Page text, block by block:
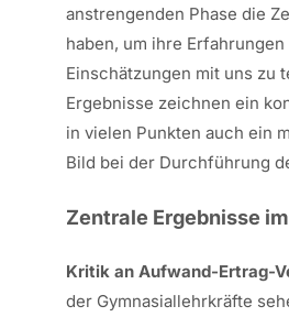
anstrengenden Phase die
haben, um ihre Erfahrungen
Einschätzungen mit uns zu
Ergebnisse zeichnen ein
in vielen Punkten auch ein
Bild bei der Durchführung
Zentrale Ergebnisse
Kritik an Aufwand-Ertrag-
der Gymnasiallehrkräfte